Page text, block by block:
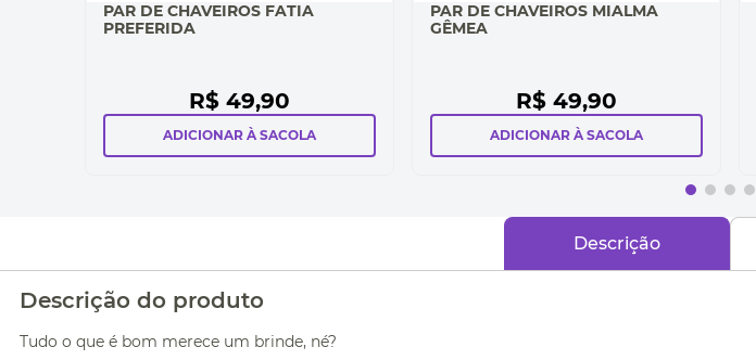
PAR DE CHAVEIROS FATIA
PREFERIDA
R$ 49,90
ADICIONAR À SACOLA
PAR DE CHAVEIROS MIALMA
GÊMEA
R$ 49,90
ADICIONAR À SACOLA
Descrição
Descrição do produto
Tudo o que é bom merece um brinde, né?